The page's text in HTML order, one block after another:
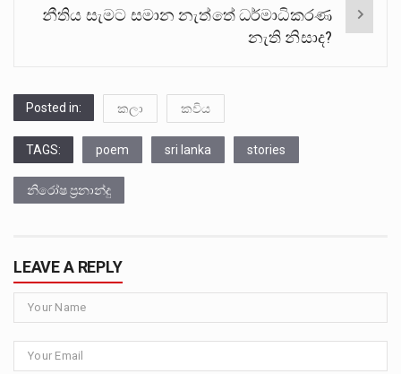
නීතිය සැමට සමාන නැත්තේ ධර්මාධිකරණ
නැති නිසාද?
Posted in: කලා කවිය
TAGS: poem sri lanka stories
නිරෝෂ ප්‍රනාන්දු
LEAVE A REPLY